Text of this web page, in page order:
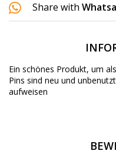
Share with
Ein schönes Produkt, um
Pins sind neu und
aufweisen